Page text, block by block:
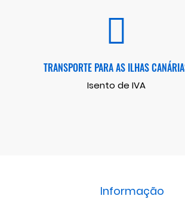
TRANSPORTE PARA AS ILHAS
Isento de IVA
Informação